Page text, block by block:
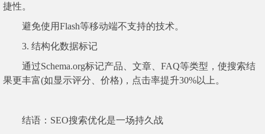
捷性。
避免使用Flash等移动端不支持的技术。
3. 结构化数据标记
通过Schema.org标记产品、文章、FAQ等类型，使搜索结
果更丰富(如显示评分、价格)，点击率提升30%以上。
结语：SEO搜索优化是一场持久战